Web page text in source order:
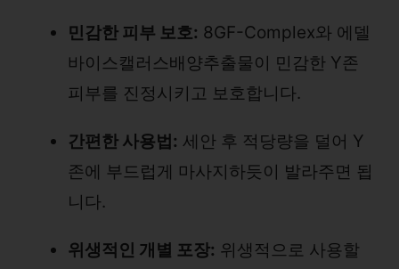
민감한 피부 보호: 8GF-Complex와 에델
바이스캘러스배양추출물이 민감한 Y존
피부를 진정시키고 보호합니다.
간편한 사용법: 세안 후 적당량을 덜어 Y
존에 부드럽게 마사지하듯이 발라주면 됩
니다.
위생적인 개별 포장: 위생적으로 사용할